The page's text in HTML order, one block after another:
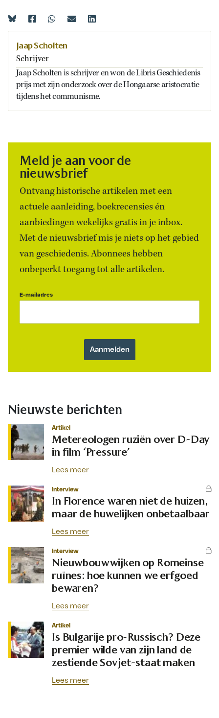
Jaap Scholten
Schrijver
Jaap Scholten is schrijver en won de Libris Geschiedenis
prijs met zijn onderzoek over de Hongaarse aristocratie
tijdens het communisme.
Meld je aan voor de
nieuwsbrief
Ontvang historische artikelen met een
actuele aanleiding, boekrecensies én
aanbiedingen wekelijks gratis in je inbox.
Met de nieuwsbrief mis je niets op het gebied
van geschiedenis. Abonnees hebben
onbeperkt toegang tot alle artikelen.
E-mailadres
Nieuwste berichten
Artikel
Metereologen ruziën over D-Day
in film ‘Pressure’
Lees meer
Interview
In Florence waren niet de huizen,
maar de huwelijken onbetaalbaar
Lees meer
Interview
Nieuwbouwwijken op Romeinse
ruïnes: hoe kunnen we erfgoed
bewaren?
Lees meer
Artikel
Is Bulgarije pro-Russisch? Deze
premier wilde van zijn land de
zestiende Sovjet-staat maken
Lees meer